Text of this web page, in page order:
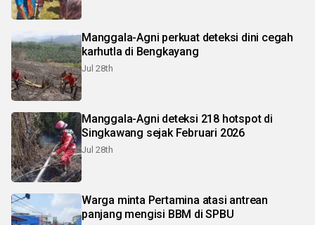
Manggala-Agni perkuat deteksi dini cegah
karhutla di Bengkayang
Jul 28th
Manggala-Agni deteksi 218 hotspot di
Singkawang sejak Februari 2026
Jul 28th
Warga minta Pertamina atasi antrean
panjang mengisi BBM di SPBU